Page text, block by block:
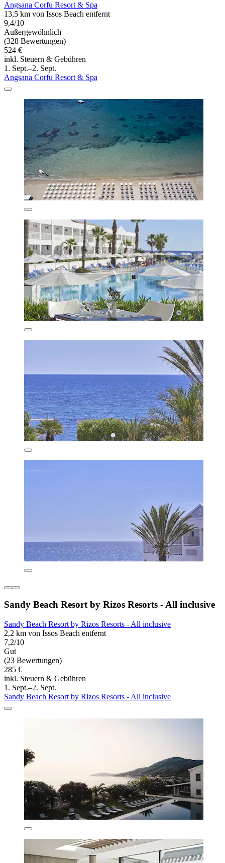
Angsana Corfu Resort & Spa
13,5 km von Issos Beach entfernt
9,4/10
Außergewöhnlich
(328 Bewertungen)
524 €
inkl. Steuern & Gebühren
1. Sept.–2. Sept.
Angsana Corfu Resort & Spa
Sandy Beach Resort by Rizos Resorts - All inclusive
Sandy Beach Resort by Rizos Resorts - All inclusive
2,2 km von Issos Beach entfernt
7,2/10
Gut
(23 Bewertungen)
285 €
inkl. Steuern & Gebühren
1. Sept.–2. Sept.
Sandy Beach Resort by Rizos Resorts - All inclusive